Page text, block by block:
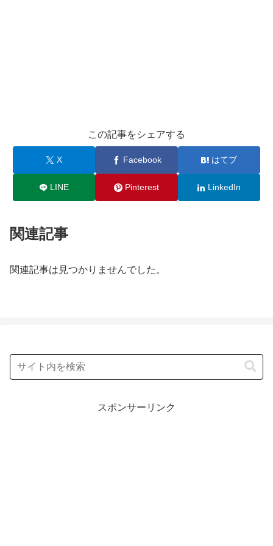
この記事をシェアする
X Facebook はてブ
LINE Pinterest LinkedIn
関連記事
関連記事は見つかりませんでした。
スポンサーリンク